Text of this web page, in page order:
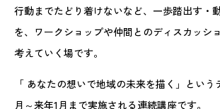
行動までたどり着けないなど、一歩踏出す・
を、ワークショップや仲間とのディスカッシ
考えていく場です。
「 あなたの想いで地域の未来を描く」という
月～来年1月まで実施される連続講座です。